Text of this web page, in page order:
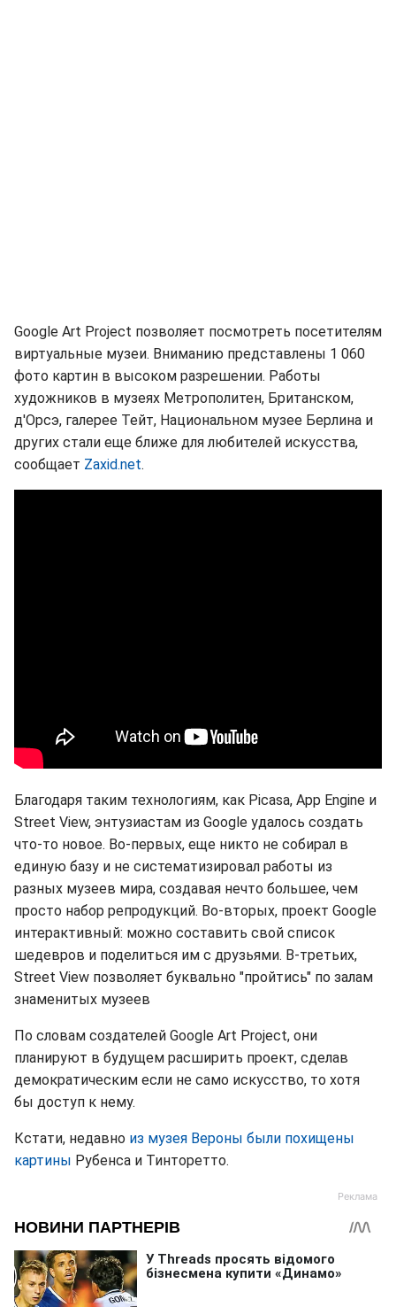
Google Art Project позволяет посмотреть посетителям
виртуальные музеи. Вниманию представлены 1 060
фото картин в высоком разрешении. Работы
художников в музеях Метрополитен, Британском,
д'Орсэ, галерее Тейт, Национальном музее Берлина и
других стали еще ближе для любителей искусства,
сообщает Zaxid.net.
Благодаря таким технологиям, как Picasa, App Engine и
Street View, энтузиастам из Google удалось создать
что-то новое. Во-первых, еще никто не собирал в
единую базу и не систематизировал работы из
разных музеев мира, создавая нечто большее, чем
просто набор репродукций. Во-вторых, проект Google
интерактивный: можно составить свой список
шедевров и поделиться им с друзьями. В-третьих,
Street View позволяет буквально "пройтись" по залам
знаменитых музеев
По словам создателей Google Art Project, они
планируют в будущем расширить проект, сделав
демократическим если не само искусство, то хотя
бы доступ к нему.
Кстати, недавно из музея Вероны были похищены
картины Рубенса и Тинторетто.